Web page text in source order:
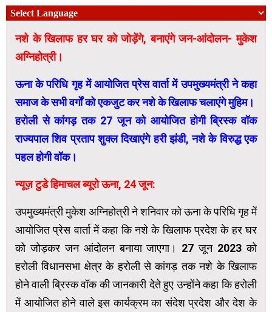
नशे के खिलाफ हर घर को जोड़ेंगे, बनाएंगे जन-आंदोलन- मुकेश
अग्निहोत्री।
ऊना के परिधि गृह में आयोजित प्रेस वार्ता में उपमुख्यमंत्री ने कहा
समाज के सभी वर्गों को एकजुट कर नशे के खिलाफ चलाएंगे मुहिम।
हरोली से कांगड़ तक 27 जून को आयोजित होगी ब्रिस्क वॉक
राज्यपाल शिव प्रताप शुक्ल दिखाएंगे हरी झंडी, नशे के विरुद्ध एक
पहल होगी वॉक।
न्यूज़ टुडे हिमाचल ब्यूरो ऊना, 24 जून:
उपमुख्यमंत्री मुकेश अग्निहोत्री ने शनिवार को ऊना के परिधि गृह में
आयोजित प्रेस वार्ता में कहा कि नशे के खिलाफ प्रदेश के हर घर
को जोड़कर जन आंदोलन बनाया जाएगा। 27 जून 2023 को
हरोली विधानसभा क्षेत्र के हरोली से कांगड़ तक नशे के खिलाफ
होने वाली ब्रिस्क वॉक की जानकारी देते हुए उन्होंने कहा कि हरोली
में आयोजित होने वाले इस कार्यक्रम का संदेश प्रदेश और देश के